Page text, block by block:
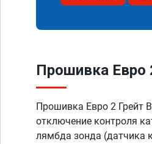
Прошивка Евро
Прошивка Евро 2 Грейт
отключение контроля
лямбда зонда (датчика